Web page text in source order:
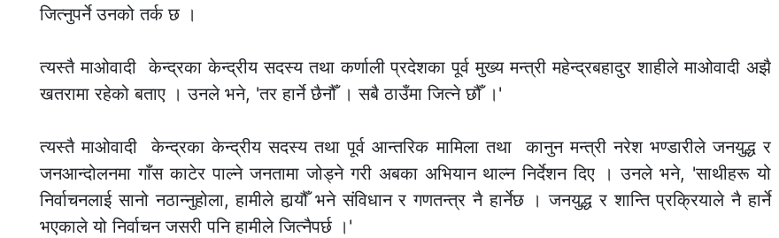
जित्नुपर्ने उनको तर्क छ ।
त्यस्तै माओवादी केन्द्रका केन्द्रीय सदस्य तथा कर्णाली प्रदेशका पूर्व मुख्य मन्त्री महेन्द्रबहादुर शाहीले माओवादी अझै
खतरामा रहेको बताए । उनले भने, 'तर हार्ने छैनौँ । सबै ठाउँमा जित्ने छौँ ।'
त्यस्तै माओवादी केन्द्रका केन्द्रीय सदस्य तथा पूर्व आन्तरिक मामिला तथा कानुन मन्त्री नरेश भण्डारीले जनयुद्ध र
जनआन्दोलनमा गाँस काटेर पाल्ने जनतामा जोड्ने गरी अबका अभियान थाल्न निर्देशन दिए । उनले भने, 'साथीहरू यो
निर्वाचनलाई सानो नठान्नुहोला, हामीले हार्‍यौँ भने संविधान र गणतन्त्र नै हार्नेछ । जनयुद्ध र शान्ति प्रक्रियाले नै हार्ने
भएकाले यो निर्वाचन जसरी पनि हामीले जित्नैपर्छ ।'